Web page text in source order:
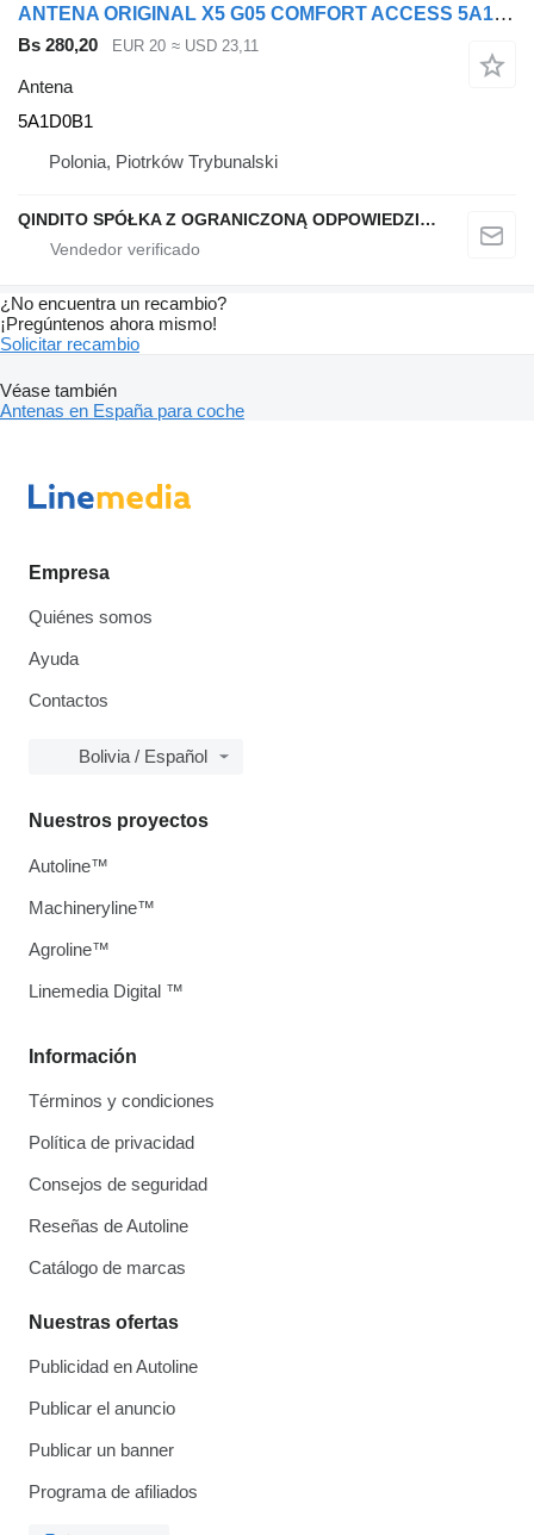
ANTENA ORIGINAL X5 G05 COMFORT ACCESS 5A1D0B1 para BMW X5 G05 coche
Bs 280,20 EUR 20 ≈ USD 23,11
Antena
5A1D0B1
Polonia, Piotrków Trybunalski
QINDITO SPÓŁKA Z OGRANICZONĄ ODPOWIEDZIALNOŚCIĄ
¿No encuentra un recambio?
¡Pregúntenos ahora mismo!
Solicitar recambio
Véase también
Antenas en España para coche
Empresa
Quiénes somos
Ayuda
Contactos
Bolivia / Español
Información
Términos y condiciones
Política de privacidad
Consejos de seguridad
Reseñas de Autoline
Catálogo de marcas
Nuestras ofertas
Publicidad en Autoline
Publicar el anuncio
Publicar un banner
Programa de afiliados
Nuestros proyectos
Autoline™
Machineryline™
Agroline™
Linemedia Digital ™